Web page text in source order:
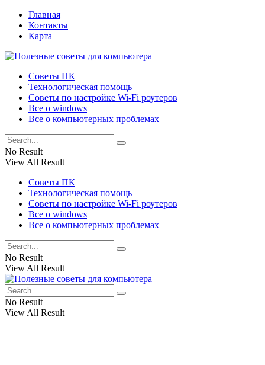
Главная
Контакты
Карта
Советы ПК
Технологическая помощь
Советы по настройке Wi-Fi роутеров
Все о windows
Все о компьютерных проблемах
No Result
View All Result
Советы ПК
Технологическая помощь
Советы по настройке Wi-Fi роутеров
Все о windows
Все о компьютерных проблемах
No Result
View All Result
No Result
View All Result